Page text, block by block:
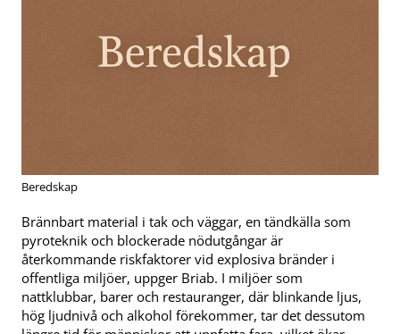
Beredskap
Brännbart material i tak och väggar, en tändkälla som
pyroteknik och blockerade nödutgångar är
återkommande riskfaktorer vid explosiva bränder i
offentliga miljöer, uppger Briab. I miljöer som
nattklubbar, barer och restauranger, där blinkande ljus,
hög ljudnivå och alkohol förekommer, tar det dessutom